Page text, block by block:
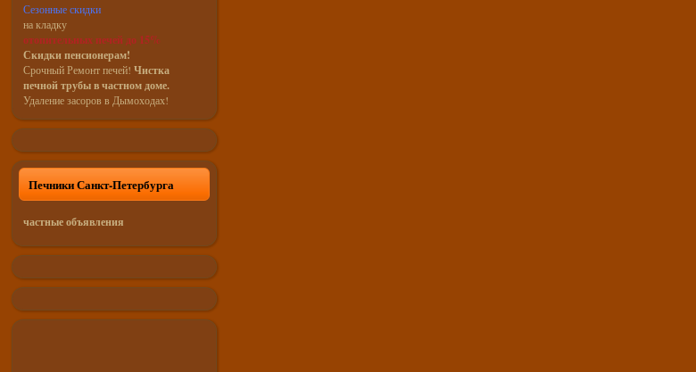
Сезонные скидки
на кладку
отопительных печей до 15%
Скидки пенсионерам!
Срочный Ремонт печей! Чистка
печной трубы в частном доме.
Удаление засоров в Дымоходах!
Печники Санкт-Петербурга
частные объявления